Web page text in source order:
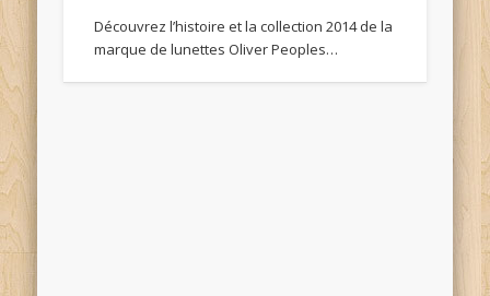
Découvrez l’histoire et la collection 2014 de la
marque de lunettes Oliver Peoples…